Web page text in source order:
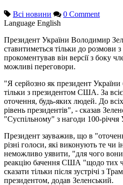
Всі новини
0 Comment
Language English
Президент України Володимир
ставитиметься тільки до
прокоментував він версії з боку
можливі переговори.
"Я серйозно як президент України
тільки з президентом США. За
оточення, будь-яких людей. До
рівень президентів", - сказав
"Суспільному" з нагоди 100-річчя
Президент зауважив, що в
різні голоси, які виконують те чи
неможливо уявити, "для чого
реакцію бачення США "щодо тих
сказати тільки після зустрічі з
президентом, додав Зеленський.